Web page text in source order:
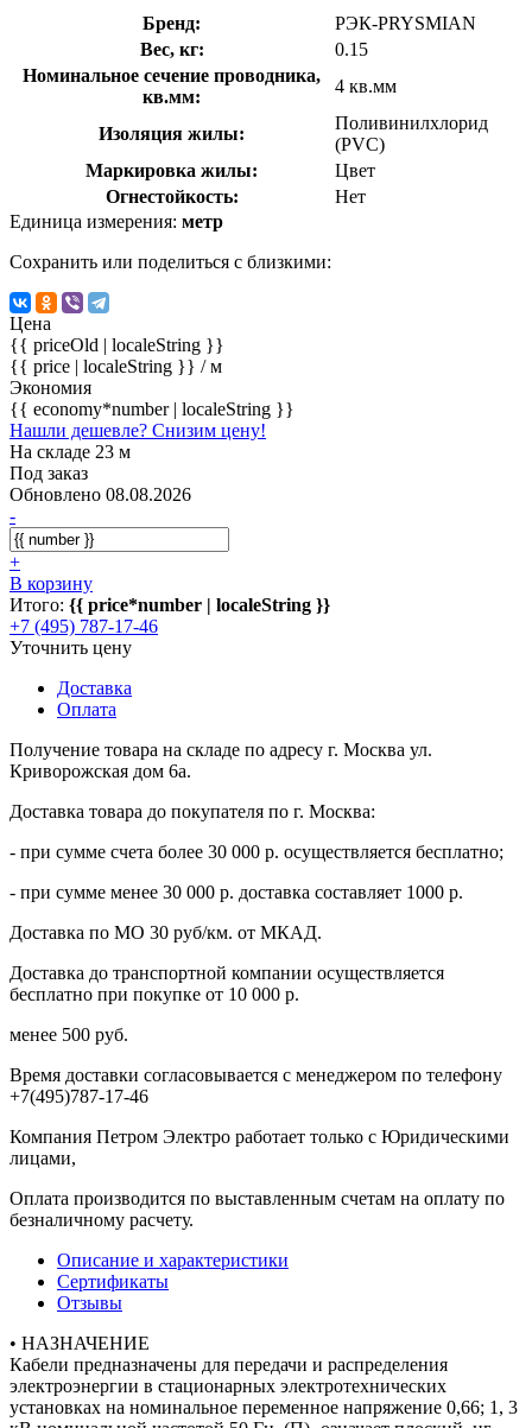
Бренд:
РЭК-PRYSMIAN
Вес, кг:
0.15
Номинальное сечение проводника,
кв.мм:
4 кв.мм
Изоляция жилы:
Поливинилхлорид
(PVC)
Маркировка жилы:
Цвет
Огнестойкость:
Нет
Единица измерения: метр
Сохранить или поделиться с близкими:
Цена
{{ priceOld | localeString }}
{{ price | localeString }} / м
Экономия
{{ economy*number | localeString }}
Нашли дешевле? Снизим цену!
На складе 23 м
Под заказ
Обновлено 08.08.2026
-
+
В корзину
Итого: {{ price*number | localeString }}
+7 (495) 787-17-46
Уточнить цену
Доставка
Оплата
Получение товара на складе по адресу г. Москва ул.
Криворожская дом 6а.
Доставка товара до покупателя по г. Москва:
- при сумме счета более 30 000 р. осуществляется бесплатно;
- при сумме менее 30 000 р. доставка составляет 1000 р.
Доставка по МО 30 руб/км. от МКАД.
Доставка до транспортной компании осуществляется
бесплатно при покупке от 10 000 р.
менее 500 руб.
Время доставки согласовывается с менеджером по телефону
+7(495)787-17-46
Компания Петром Электро работает только с Юридическими
лицами,
Оплата производится по выставленным счетам на оплату по
безналичному расчету.
Описание и характеристики
Сертификаты
Отзывы
• НАЗНАЧЕНИЕ
Кабели предназначены для передачи и распределения
электроэнергии в стационарных электротехнических
установках на номинальное переменное напряжение 0,66; 1, 3